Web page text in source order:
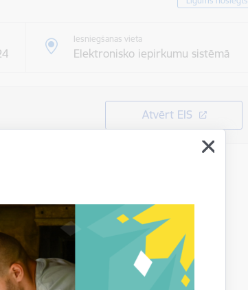
Iesniegšanas vieta
Elektronisko iepirkumu sistēmā
Atvērt EIS